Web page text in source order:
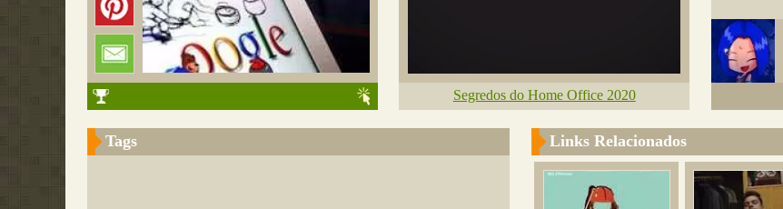
Segredos do Home Office 2020
Tags Links Relacionados